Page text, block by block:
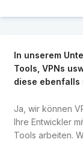
In unserem
Tools, VPNs
diese ebenfalls
Ja, wir können
Ihre Entwickler
Tools arbeiten.